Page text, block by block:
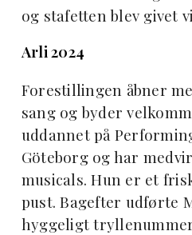
og stafetten blev givet
Arli 2024
Forestillingen åbner
sang og byder
uddannet på
Göteborg og har
musicals. Hun er et
pust. Bagefter udførte
hyggeligt